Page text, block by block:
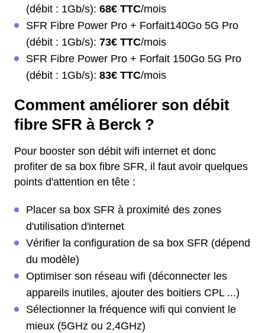
(débit : 1Gb/s): 68€ TTC/mois
SFR Fibre Power Pro + Forfait140Go 5G Pro
(débit : 1Gb/s): 73€ TTC/mois
SFR Fibre Power Pro + Forfait 150Go 5G Pro
(débit : 1Gb/s): 83€ TTC/mois
Comment améliorer son débit
fibre SFR à Berck ?
Pour booster son débit wifi internet et donc
profiter de sa box fibre SFR, il faut avoir quelques
points d'attention en tête :
Placer sa box SFR à proximité des zones
d'utilisation d'internet
Vérifier la configuration de sa box SFR (dépend
du modèle)
Optimiser son réseau wifi (déconnecter les
appareils inutiles, ajouter des boitiers CPL ...)
Sélectionner la fréquence wifi qui convient le
mieux (5GHz ou 2,4GHz)